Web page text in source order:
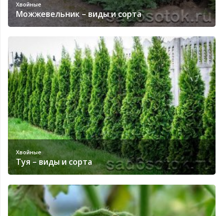
Хвойные
Можжевельник – виды и сорта
Хвойные
Туя – виды и сорта